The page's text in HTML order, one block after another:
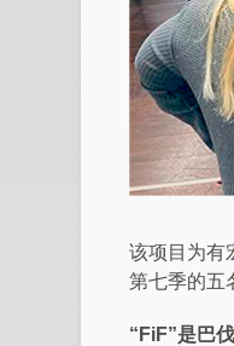
该项目为有
第七季的五
“FiF”是巴